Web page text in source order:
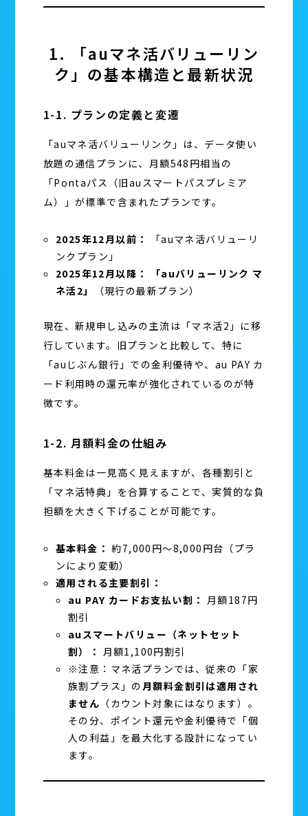
1. 「auマネ活バリューリン
ク」の基本構造と最新状況
1-1. プランの定義と変遷
「auマネ活バリューリンク」は、データ使い
放題の通信プランに、月額548円相当の
「Pontaパス（旧auスマートパスプレミア
ム）」が標準で含まれたプランです。
2025年12月以前：
「auマネ活バリューリ
ンクプラン」
2025年12月以降：
「auバリューリンク マ
ネ活2」
（現行の最新プラン）
現在、新規申し込みの主流は「マネ活2」に移
行しています。旧プランと比較して、特に
「auじぶん銀行」での金利優待や、au PAY カ
ード利用時の還元率が強化されているのが特
徴です。
1-2. 月額料金の仕組み
基本料金は一見高く見えますが、各種割引と
「マネ活特典」を合算することで、実質的な負
担額を大きく下げることが可能です。
基本料金： 約7,000円〜8,000円台（プラ
ンにより変動）
適用される主要割引：
au PAY カードお支払い割： 月額187円
割引
auスマートバリュー（ネットセット
割）： 月額1,100円割引
※注意：マネ活プランでは、従来の「家
族割プラス」の 月額料金割引は適用され
ません （カウント対象にはなります）。
その分、ポイント還元や金利優待で「個
人の利益」を最大化する設計になってい
ます。